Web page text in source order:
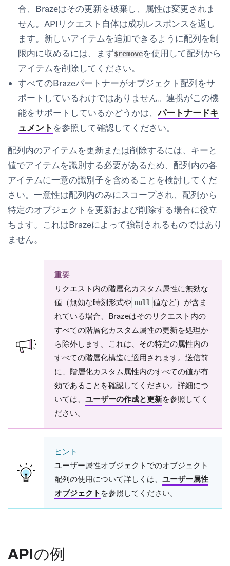
合、Brazeはその更新を破棄し、属性は変更されま
せん。APIリクエスト自体は成功レスポンスを返し
ます。新しいアイテムを追加できるように配列を制
限内に収めるには、まず$removeを使用して配列から
アイテムを削除してください。
すべてのBrazeパートナーがオブジェクト配列をサ
ポートしているわけではありません。連携がこの機
能をサポートしているかどうかは、パートナードキ
ュメント を参照して確認してください。
配列内のアイテムを更新または削除するには、キーと
値でアイテムを識別する必要があるため、配列内の各
アイテムに一意の識別子を含めることを検討してくだ
さい。一意性は配列内のみにスコープされ、配列から
特定のオブジェクトを更新および削除する場合に役立
ちます。これはBrazeによって強制されるものではあり
ません。
重要
リクエスト内の階層化カスタム属性に無効な
値（無効な時刻形式や null 値など）が含ま
れている場合、Brazeはそのリクエスト内の
すべての階層化カスタム属性の更新を処理か
ら除外します。これは、その特定の属性内の
すべての階層化構造に適用されます。送信前
に、階層化カスタム属性内のすべての値が有
効であることを確認してください。詳細につ
いては、 ユーザーの作成と更新を参照してく
ださい。
ヒント
ユーザー属性オブジェクトでのオブジェクト
配列の使用について詳しくは、 ユーザー属性
オブジェクト を参照してください。
APIの例